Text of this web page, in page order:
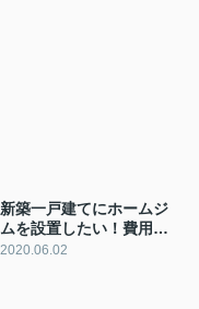
新築一戸建てにホームジ
ムを設置したい！費用や
必要な設備まとめ
2020.06.02